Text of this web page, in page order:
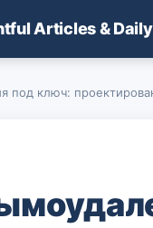
Articles &
под ключ: